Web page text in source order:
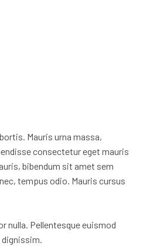
Mauris urna massa,
consectetur eget mauris
bibendum sit amet sem
tempus odio. Mauris cursus
nulla. Pellentesque euismod
dignissim.